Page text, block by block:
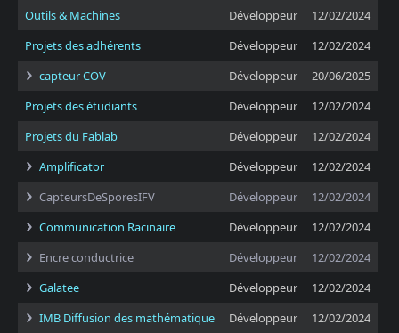
Outils & Machines
Développeur
12/02/2024
Projets des adhérents
Développeur
12/02/2024
capteur COV
Développeur
20/06/2025
Projets des étudiants
Développeur
12/02/2024
Projets du Fablab
Développeur
12/02/2024
Amplificator
Développeur
12/02/2024
CapteursDeSporesIFV
Développeur
12/02/2024
Communication Racinaire
Développeur
12/02/2024
Encre conductrice
Développeur
12/02/2024
Galatee
Développeur
12/02/2024
IMB Diffusion des mathématique
Développeur
12/02/2024